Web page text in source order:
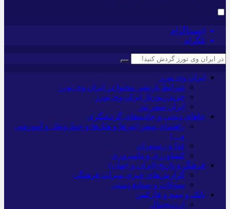
اینستاگرام
تلگرام
ایران وی تورز
شرایط بازنشر محتوا در ایران وی تورز
خرید رپورتاژ ایران وی تورز
ایران سفر تور
جاهای دیدنی و جاذبه‌های گردشگری
راهنمای سفر (تورها و هتل‌ها و حمل‌و‌نقل و آموزشی
و…)
غذا و رستوران
کشاورزی و دامپروری
فرهنگ و تاریخ (ایران و جهان)
گزارش‌های خبری میراث فرهنگی
سوغات و صنایع دستی
بانک و بیمه و فارکس
ارزدیجیتال